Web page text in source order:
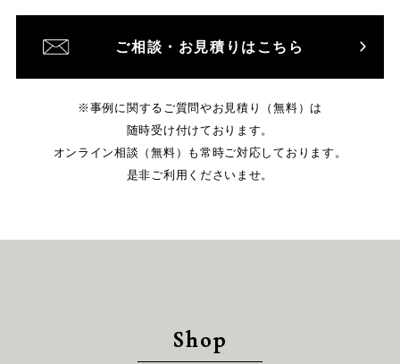
ご相談・お見積りはこちら
※事例に関するご質問やお見積り（無料）は
随時受け付けております。
オンライン相談（無料）も常時ご対応しております。
是非ご利用くださいませ。
Shop